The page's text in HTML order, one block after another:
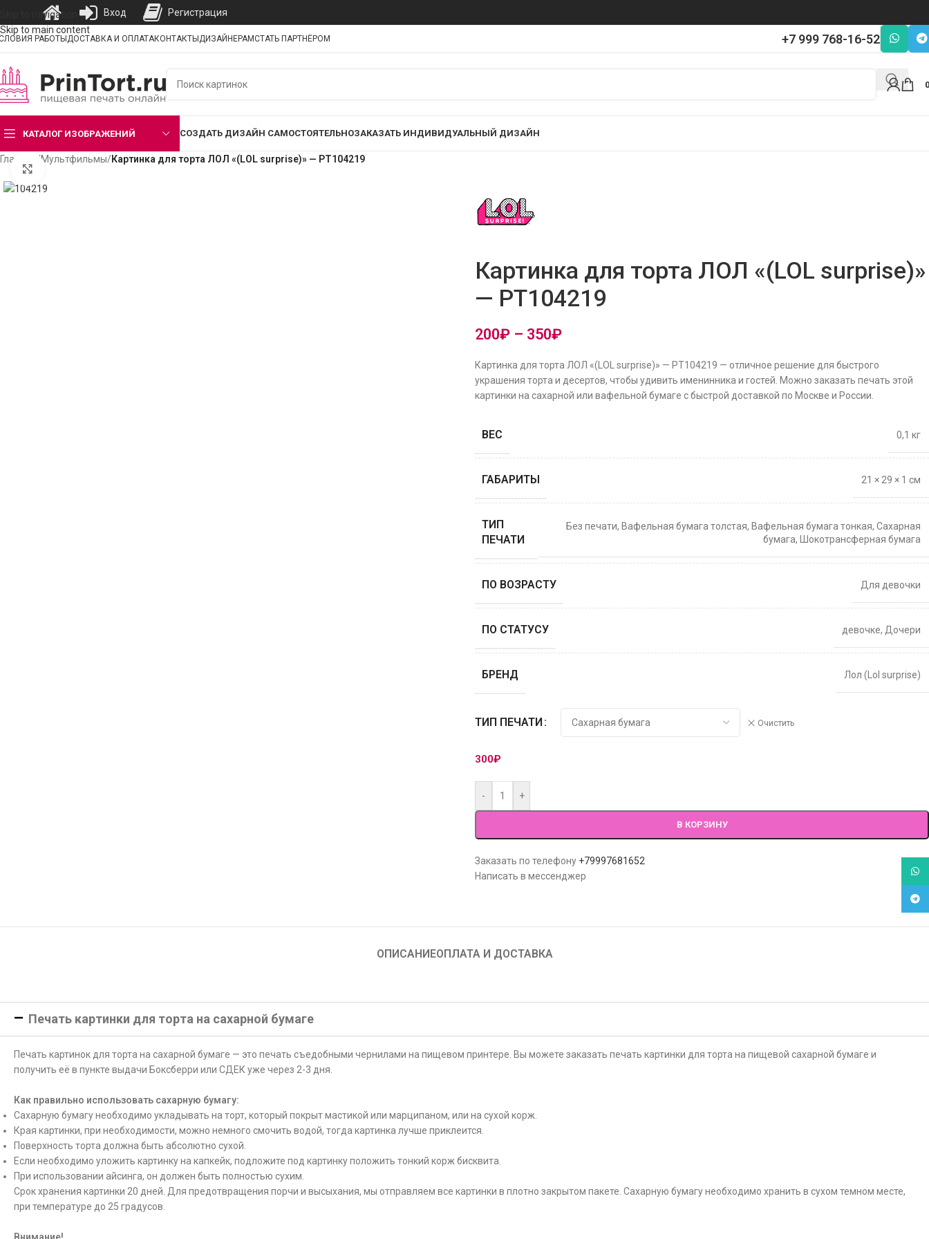
Skip to navigation
Skip to main content
РАБОТЫ ДОСТАВКА И ОПЛАТАКОНТАКТЫ ДИЗАЙНЕРАМСТАТЬ ПАРТНЁРОМ +7 999 768-16-52
0
КАТАЛОГ ИЗОБРАЖЕНИЙ СОЗДАТЬ ДИЗАЙН САМОСТОЯТЕЛЬНОЗАКАЗАТЬ ИНДИВИДУАЛЬНЫЙ ДИЗАЙН
Главная /Мультфильмы/Картинка для торта ЛОЛ «(LOL surprise)» — PT104219
Картинка для торта ЛОЛ «(LOL surprise)»
— PT104219
200₽ – 350₽
Картинка для торта ЛОЛ «(LOL surprise)» — PT104219 — отличное решение для быстрого
украшения торта и десертов, чтобы удивить именинника и гостей. Можно заказать печать этой
картинки на сахарной или вафельной бумаге с быстрой доставкой по Москве и России.
ВЕС 0,1 кг
ГАБАРИТЫ 21 × 29 × 1 см
ТИП
ПЕЧАТИ
Без печати, Вафельная бумага толстая, Вафельная бумага тонкая, Сахарная
бумага, Шокотрансферная бумага
ПО ВОЗРАСТУ Для девочки
ПО СТАТУСУ девочке, Дочери
БРЕНД Лол (Lol surprise)
ТИП ПЕЧАТИ Очистить
300₽
- +
В КОРЗИНУ
Заказать по телефону +79997681652
Написать в мессенджер
ОПИСАНИЕОПЛАТА И ДОСТАВКА
Печать картинки для торта на сахарной бумаге
Печать картинок для торта на сахарной бумаге — это печать съедобными чернилами на пищевом принтере. Вы можете заказать печать картинки для торта на пищевой сахарной бумаге и
получить её в пункте выдачи Боксберри или СДЕК уже через 2-3 дня.
Как правильно использовать сахарную бумагу:
Сахарную бумагу необходимо укладывать на торт, который покрыт мастикой или марципаном, или на сухой корж.
Края картинки, при необходимости, можно немного смочить водой, тогда картинка лучше приклеится.
Поверхность торта должна быть абсолютно сухой.
Если необходимо уложить картинку на капкейк, подложите под картинку положить тонкий корж бисквита.
При использовании айсинга, он должен быть полностью сухим.
Срок хранения картинки 20 дней. Для предотвращения порчи и высыхания, мы отправляем все картинки в плотно закрытом пакете. Сахарную бумагу необходимо хранить в сухом темном месте,
при температуре до 25 градусов.
Вход Регистрация